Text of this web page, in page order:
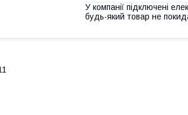
У компанії підключені
будь-який товар не